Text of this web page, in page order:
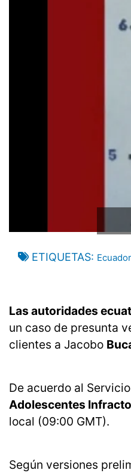
ETIQUETAS Ecuador
Las autoridades
un caso de presunta
clientes a Jacobo
De acuerdo al
Adolescentes
local (09:00 GMT).
Según versiones